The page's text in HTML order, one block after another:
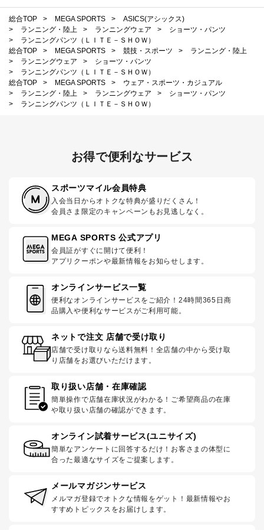
総合TOP > MEGA SPORTS >
ASICS(アシックス)
>
ランニング・陸上 > ランニングウェア >
ショーツ・パンツ
>
ランニングパンツ（ＬＩＴＥ－ＳＨＯＷ）
総合TOP
> MEGA SPORTS > 競技・スポーツ >
ランニング・陸上
>
ランニングウェア >
ショーツ・パンツ
>
ランニングパンツ（ＬＩＴＥ－ＳＨＯＷ）
総合TOP
> MEGA SPORTS >
ウェア・スポーツ・カジュアル
>
ランニング・陸上 > ランニングウェア >
ショーツ・パンツ
>
ランニングパンツ（ＬＩＴＥ－ＳＨＯＷ）
お得で便利なサービス
スポーツマイル会員特典
入会当日からオトクな特典が盛りだくさん！
会員さま限定のキャンペーンもお見逃しなく。
MEGA SPORTS 公式アプリ
会員証がすぐに開けて便利！
アプリクーポンや最新情報をお知らせします。
オンラインサービス一覧
便利なオンラインサービスをご紹介！24時間365日商
品購入や便利なサービスがご利用可能。
ネットで注文 店舗で受け取り
店舗で受け取りなら送料無料！全店舗の中から受け取
り店舗をお選びいただけます。
取り扱い店舗・在庫確認
簡単操作で店舗在庫状況がわかる！ご希望商品の在庫
や取り扱い店舗の確認ができます。
オンライン試着サービス(ユニサイズ)
簡単なアンケートに回答するだけ！お客さまの体型に
合った最適なサイズをご提案します。
メールマガジンサービス
メルマガ登録でオトクな情報をゲット！最新情報やお
すすめトピックスをお届けします。